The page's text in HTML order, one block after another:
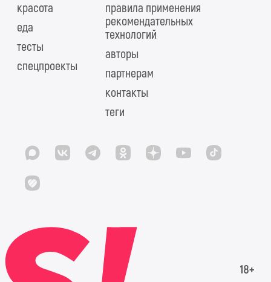
красота
еда
тесты
спецпроекты
правила применения
рекомендательных
технологий
авторы
партнерам
контакты
теги